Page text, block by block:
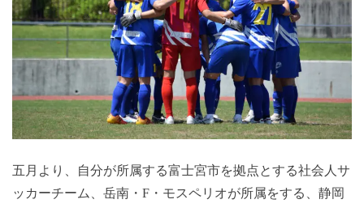
五月より、自分が所属する富士宮市を拠点とする社会人サ
ッカーチーム、岳南・F・モスペリオが所属をする、静岡